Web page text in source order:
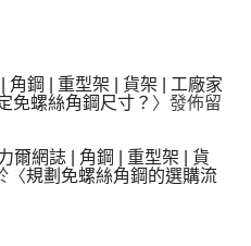
角鋼 | 重型架 | 貨架 | 工廠家
免螺絲角鋼尺寸？ 〉發佈留
爾網誌 | 角鋼 | 重型架 | 貨
〈規劃免螺絲角鋼的選購流